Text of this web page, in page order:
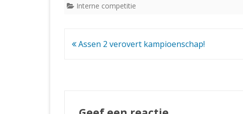
Interne competitie
Bericht
Assen 2 verovert kampioenschap!